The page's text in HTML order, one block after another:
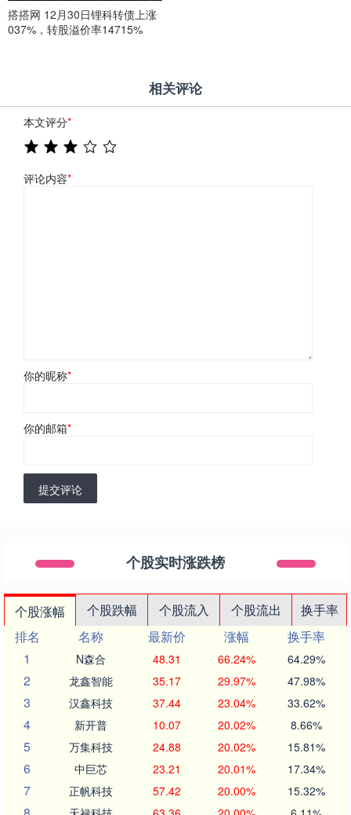
搭搭网 12月30日锂科转债上涨
037%，转股溢价率14715%
相关评论
本文评分*
评论内容*
你的昵称*
你的邮箱*
提交评论
个股实时涨跌榜
个股涨幅 个股跌幅 个股流入 个股流出
换手率
排名
名称 最新价 涨幅
换手率
1
N森合 48.31 66.24% 64.29%
2 龙鑫智能 35.17 29.97% 47.98%
3 汉鑫科技 37.44 23.04% 33.62%
4 新开普 10.07 20.02% 8.66%
5 万集科技 24.88 20.02% 15.81%
6 中巨芯 23.21 20.01% 17.34%
7 正帆科技 57.42 20.00% 15.32%